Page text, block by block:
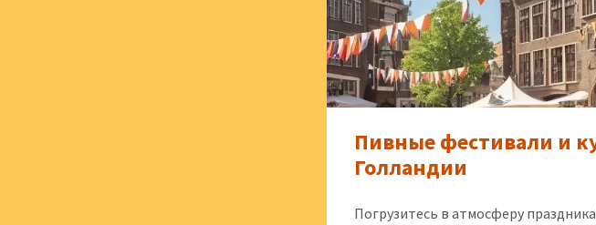
Пивные фестивали и
Голландии
Погрузитесь в атмосферу